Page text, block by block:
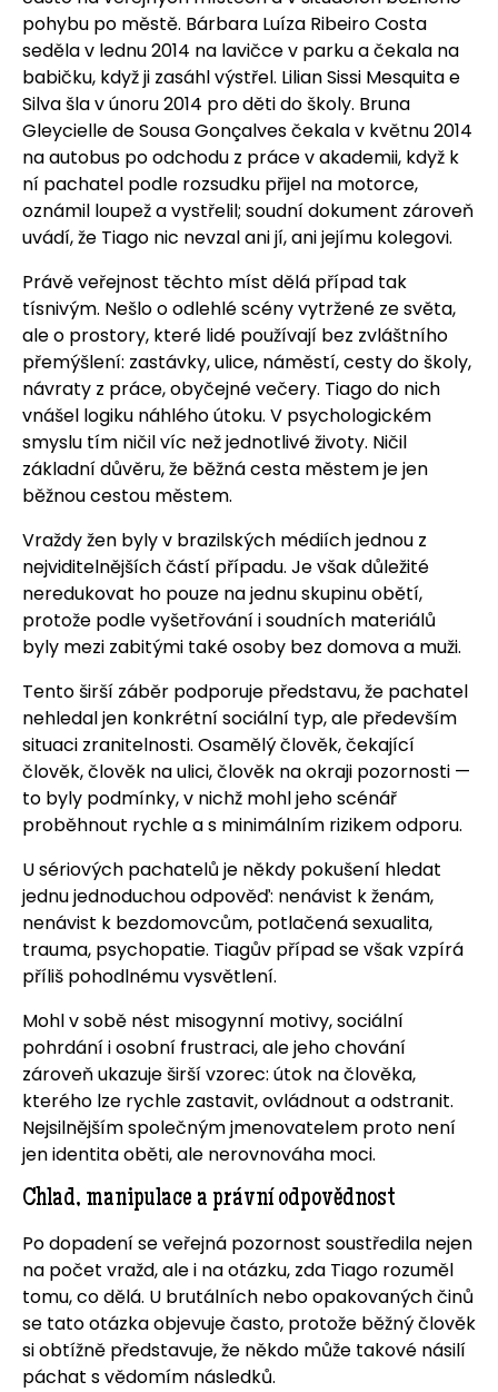
pohybu po městě. Bárbara Luíza Ribeiro Costa
seděla v lednu 2014 na lavičce v parku a čekala na
babičku, když ji zasáhl výstřel. Lilian Sissi Mesquita e
Silva šla v únoru 2014 pro děti do školy. Bruna
Gleycielle de Sousa Gonçalves čekala v květnu 2014
na autobus po odchodu z práce v akademii, když k
ní pachatel podle rozsudku přijel na motorce,
oznámil loupež a vystřelil; soudní dokument zároveň
uvádí, že Tiago nic nevzal ani jí, ani jejímu kolegovi.
Právě veřejnost těchto míst dělá případ tak
tísnivým. Nešlo o odlehlé scény vytržené ze světa,
ale o prostory, které lidé používají bez zvláštního
přemýšlení: zastávky, ulice, náměstí, cesty do školy,
návraty z práce, obyčejné večery. Tiago do nich
vnášel logiku náhlého útoku. V psychologickém
smyslu tím ničil víc než jednotlivé životy. Ničil
základní důvěru, že běžná cesta městem je jen
běžnou cestou městem.
Vraždy žen byly v brazilských médiích jednou z
nejviditelnějších částí případu. Je však důležité
neredukovat ho pouze na jednu skupinu obětí,
protože podle vyšetřování i soudních materiálů
byly mezi zabitými také osoby bez domova a muži.
Tento širší záběr podporuje představu, že pachatel
nehledal jen konkrétní sociální typ, ale především
situaci zranitelnosti. Osamělý člověk, čekající
člověk, člověk na ulici, člověk na okraji pozornosti —
to byly podmínky, v nichž mohl jeho scénář
proběhnout rychle a s minimálním rizikem odporu.
U sériových pachatelů je někdy pokušení hledat
jednu jednoduchou odpověď: nenávist k ženám,
nenávist k bezdomovcům, potlačená sexualita,
trauma, psychopatie. Tiagův případ se však vzpírá
příliš pohodlnému vysvětlení.
Mohl v sobě nést misogynní motivy, sociální
pohrdání i osobní frustraci, ale jeho chování
zároveň ukazuje širší vzorec: útok na člověka,
kterého lze rychle zastavit, ovládnout a odstranit.
Nejsilnějším společným jmenovatelem proto není
jen identita oběti, ale nerovnováha moci.
Chlad, manipulace a právní odpovědnost
Po dopadení se veřejná pozornost soustředila nejen
na počet vražd, ale i na otázku, zda Tiago rozuměl
tomu, co dělá. U brutálních nebo opakovaných činů
se tato otázka objevuje často, protože běžný člověk
si obtížně představuje, že někdo může takové násilí
páchat s vědomím následků.